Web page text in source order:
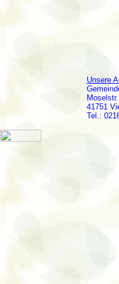
Unsere
41751
Tel.: